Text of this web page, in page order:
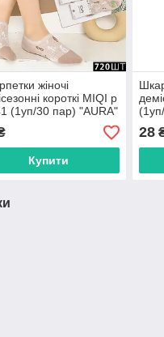
жіночі
короткі MIQI р
(1уп/30 пар) "AURA"
гуртом в Одесі на 7
Купити
км
28